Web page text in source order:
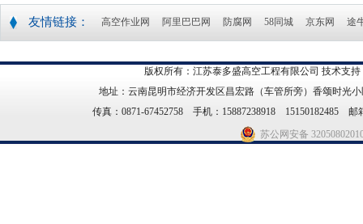
友情链接： 高空作业网 阿里巴巴网 防腐网 58同城 京东网 途
版权所有：江苏泰多盛高空工程有限公司 技术支持
地址：云南昆明市经济开发区昌宏路（车管所旁）香颂时光
传真：0871-67452758 手机：15887238918 15150182485 邮
苏公网安备